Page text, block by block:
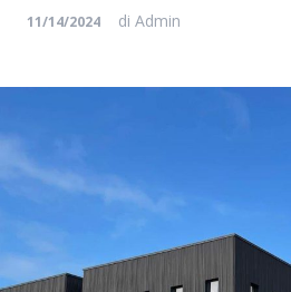
11/14/2024 di Admin